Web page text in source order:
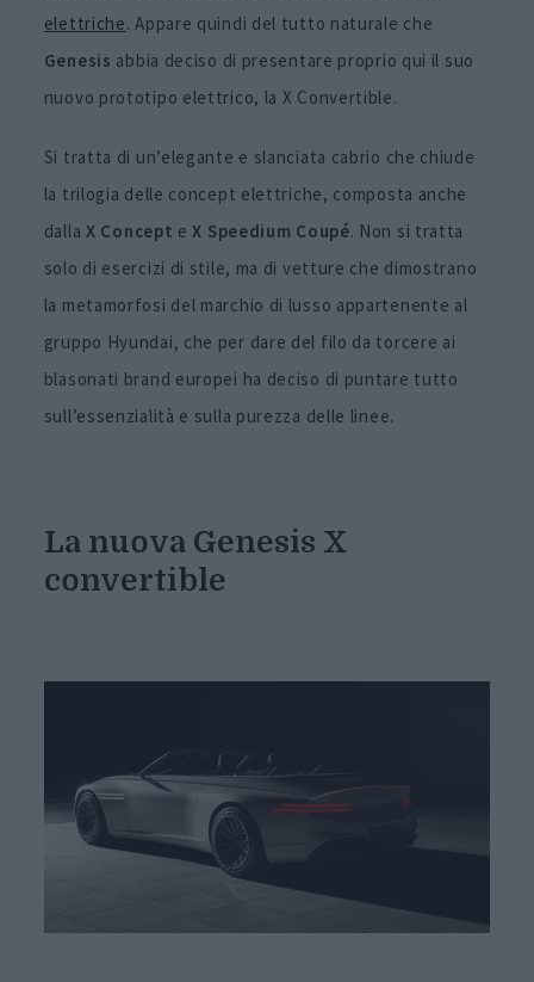
elettriche. Appare quindi del tutto naturale che
Genesis abbia deciso di presentare proprio qui il suo
nuovo prototipo elettrico, la X Convertible.
Si tratta di un’elegante e slanciata cabrio che chiude
la trilogia delle concept elettriche, composta anche
dalla X Concept eX Speedium Coupé. Non si tratta
solo di esercizi di stile, ma di vetture che dimostrano
la metamorfosi del marchio di lusso appartenente al
gruppo Hyundai, che per dare del filo da torcere ai
blasonati brand europei ha deciso di puntare tutto
sull’essenzialità e sulla purezza delle linee.
La nuova Genesis X
convertible